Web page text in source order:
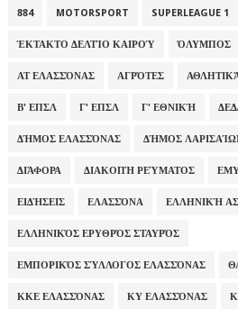
884 MOTORSPORT SUPERLEAGUE 1
ΈΚΤΑΚΤΟ ΔΕΛΤΊΟ ΚΑΙΡΟΎ ΌΛΥΜΠΟΣ
ΑΤ ΕΛΑΣΣΌΝΑΣ ΑΓΡΌΤΕΣ
Β' ΕΠΣΛ Γ' ΕΠΣΛ Γ' ΕΘΝΙΚΉ
ΔΉΜΟΣ ΕΛΑΣΣΌΝΑΣ ΔΉΜΟΣ
ΔΙΆΦΟΡΑ ΔΙΑΚΟΠΉ ΡΕΎΜΑΤΟΣ
ΕΙΔΉΣΕΙΣ ΕΛΑΣΣΌΝΑ ΕΛΛΗΝΙΚΉ
ΕΛΛΗΝΙΚΌΣ ΕΡΥΘΡΌΣ ΣΤΑΥΡΌΣ
ΕΜΠΟΡΙΚΌΣ ΣΎΛΛΟΓΟΣ ΕΛΑΣΣΌΝΑΣ
ΚΚΕ ΕΛΑΣΣΌΝΑΣ ΚΥ ΕΛΑΣΣΌΝΑΣ